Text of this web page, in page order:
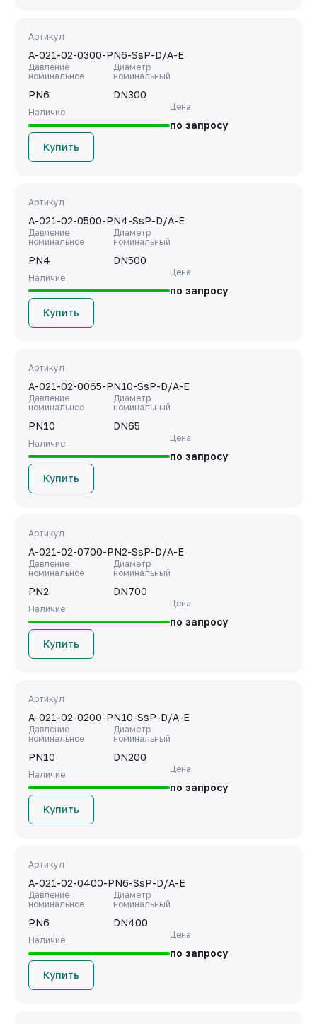
Артикул
A-021-02-0300-PN6-SsP-D/A-E
Давление
номинальное
PN6
Диаметр
номинальный
DN300
Наличие
Цена
по запросу
Купить
Артикул
A-021-02-0500-PN4-SsP-D/A-E
Давление
номинальное
PN4
Диаметр
номинальный
DN500
Наличие
Цена
по запросу
Купить
Артикул
A-021-02-0065-PN10-SsP-D/A-E
Давление
номинальное
PN10
Диаметр
номинальный
DN65
Наличие
Цена
по запросу
Купить
Артикул
A-021-02-0700-PN2-SsP-D/A-E
Давление
номинальное
PN2
Диаметр
номинальный
DN700
Наличие
Цена
по запросу
Купить
Артикул
A-021-02-0200-PN10-SsP-D/A-E
Давление
номинальное
PN10
Диаметр
номинальный
DN200
Наличие
Цена
по запросу
Купить
Артикул
A-021-02-0400-PN6-SsP-D/A-E
Давление
номинальное
PN6
Диаметр
номинальный
DN400
Наличие
Цена
по запросу
Купить